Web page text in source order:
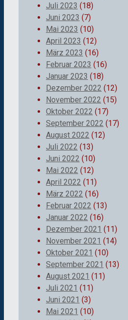
Juli 2023 (18)
Juni 2023 (7)
Mai 2023 (10)
April 2023 (12)
März 2023 (16)
Februar 2023 (16)
Januar 2023 (18)
Dezember 2022 (12)
November 2022 (15)
Oktober 2022 (17)
September 2022 (17)
August 2022 (12)
Juli 2022 (13)
Juni 2022 (10)
Mai 2022 (12)
April 2022 (11)
März 2022 (16)
Februar 2022 (13)
Januar 2022 (16)
Dezember 2021 (11)
November 2021 (14)
Oktober 2021 (10)
September 2021 (13)
August 2021 (11)
Juli 2021 (11)
Juni 2021 (3)
Mai 2021 (10)